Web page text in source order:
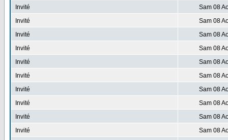
Invité
Sam 08
Invité
Sam 08
Invité
Sam 08
Invité
Sam 08
Invité
Sam 08
Invité
Sam 08
Invité
Sam 08
Invité
Sam 08
Invité
Sam 08
Invité
Sam 08